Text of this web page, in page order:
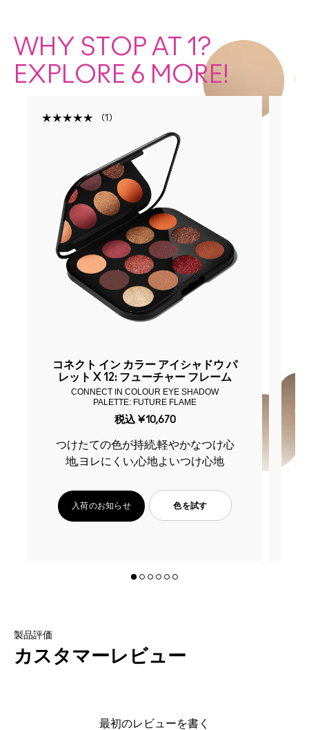
WHY STOP AT 1?
EXPLORE 6 MORE!
1
コネクト イン カラー アイシャドウ パ
レット X 12: フューチャー フレーム
CONNECT IN COLOUR EYE SHADOW
PALETTE: FUTURE FLAME
税込 ¥10,670
つけたての色が持続,軽やかなつけ心
地,ヨレにくい,心地よいつけ心地
入荷のお知らせ 色を試す
製品評価
カスタマーレビュー
最初のレビューを書く